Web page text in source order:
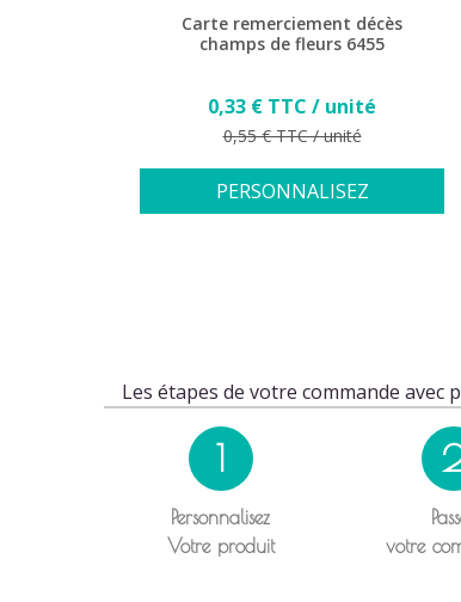
Carte remerciement décès
champs de fleurs 6455
Prix
0,33 € TTC / unité
Prix de base
0,55 € TTC / unité
PERSONNALISEZ
Les étapes de votre commande avec
1
Personnalisez
Votre produit
votre